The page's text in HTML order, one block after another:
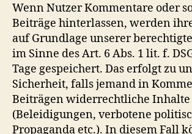
Wenn Nutzer Kommentare oder
Beiträge hinterlassen, werden
auf Grundlage unserer
im Sinne des Art. 6 Abs. 1 lit. f.
Tage gespeichert. Das erfolgt zu
Sicherheit, falls jemand in
Beiträgen widerrechtliche
(Beleidigungen, verbotene
Propaganda etc.). In diesem Fall